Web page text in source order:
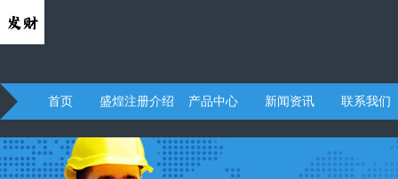
首页 盛煌注册介绍 产品中心 新闻资讯 联系我们